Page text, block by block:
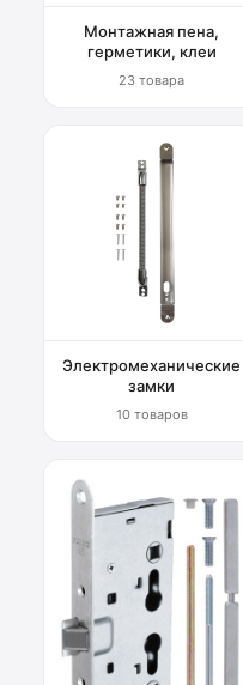
Монтажная пена,
герметики, клеи
23 товара
Электромеханические
замки
10 товаров